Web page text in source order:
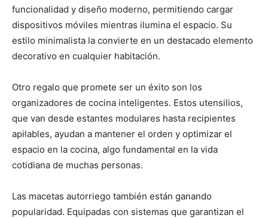
funcionalidad y diseño moderno, permitiendo cargar
dispositivos móviles mientras ilumina el espacio. Su
estilo minimalista la convierte en un destacado elemento
decorativo en cualquier habitación.
Otro regalo que promete ser un éxito son los
organizadores de cocina inteligentes. Estos utensilios,
que van desde estantes modulares hasta recipientes
apilables, ayudan a mantener el orden y optimizar el
espacio en la cocina, algo fundamental en la vida
cotidiana de muchas personas.
Las macetas autorriego también están ganando
popularidad. Equipadas con sistemas que garantizan el